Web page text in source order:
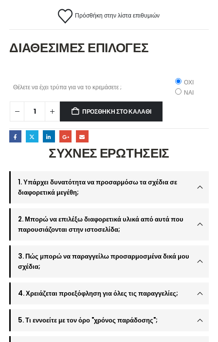
Πρόσθήκη στην λίστα επιθυμιών
ΔΙΑΘΕΣΙΜΕΣ ΕΠΙΛΟΓΕΣ
Θέλετε να έχει τρύπα για να το κρεμάσετε ;
ΟΧΙ
ΝΑΙ
ΠΡΟΣΘΉΚΗ ΣΤΟ ΚΑΛΆΘΙ
ΣΥΧΝΕΣ ΕΡΩΤΗΣΕΙΣ
1. Υπάρχει δυνατότητα να προσαρμόσω τα σχέδια σε
διαφορετικά μεγέθη;
2. Μπορώ να επιλέξω διαφορετικά υλικά από αυτά που
παρουσιάζονται στην ιστοσελίδα;
3. Πώς μπορώ να παραγγείλω προσαρμοσμένα δικά μου
σχέδια;
4. Χρειάζεται προεξόφληση για όλες τις παραγγελίες;
5. Τι εννοείτε με τον όρο "χρόνος παράδοσης";